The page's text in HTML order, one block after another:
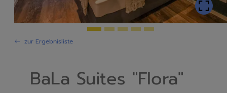
zur Ergebnisliste
BaLa Suites "Flora"